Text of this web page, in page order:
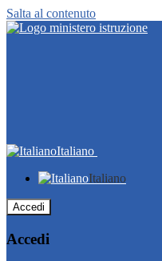
Salta al contenuto
Italiano
Italiano
Accedi
Accedi